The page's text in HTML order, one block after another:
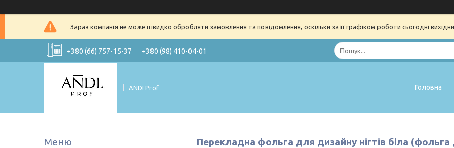
Зараз компанія не може швидко обробляти замовлення та повідомлення, оскільки за її графіком роботи сьогодні
+380 (66) 757-15-37 +380 (98) 410-04-01
ANDI Prof Головна
Перекладна фольга для дизайну нігтів біла